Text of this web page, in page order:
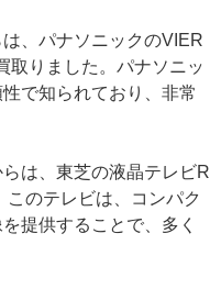
、パナソニックのVIER
取りました。パナソニッ
で知られており、非常
は、東芝の液晶テレビR
のテレビは、コンパク
提供することで、多く